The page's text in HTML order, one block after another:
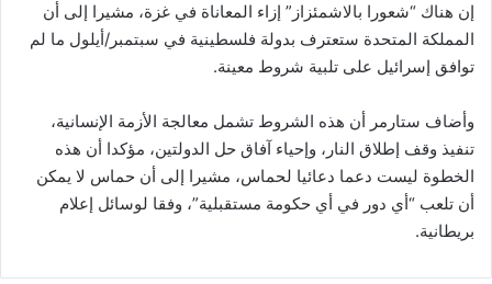
إن هناك “شعورا بالاشمئزاز” إزاء المعاناة في غزة، مشيرا إلى أن
المملكة المتحدة ستعترف بدولة فلسطينية في سبتمبر/أيلول ما لم
توافق إسرائيل على تلبية شروط معينة.
وأضاف ستارمر أن هذه الشروط تشمل معالجة الأزمة الإنسانية،
تنفيذ وقف إطلاق النار، وإحياء آفاق حل الدولتين، مؤكدا أن هذه
الخطوة ليست دعما دعائيا لحماس، مشيرا إلى أن حماس لا يمكن
أن تلعب “أي دور في أي حكومة مستقبلية”، وفقا لوسائل إعلام
بريطانية.